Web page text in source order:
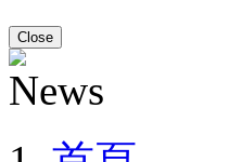
Close